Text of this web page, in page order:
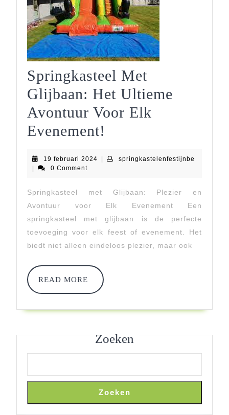
Springkasteel Met
Glijbaan: Het Ultieme
Avontuur Voor Elk
Evenement!
Glijbaan:
Het
Ultieme
Avontuur
Voor
19 februari 2024 19
springkastelenfestijnbe
0 Comment
Springkasteel met Glijbaan: Plezier en
Avontuur voor Elk Evenement Een
springkasteel met glijbaan is de perfecte
toevoeging voor elk feest of evenement. Het
biedt niet alleen eindeloos plezier, maar ook
READ MORE
READ
MORE
Zoeken
Zoeken